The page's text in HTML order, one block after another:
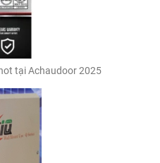
tại Achaudoor 2025